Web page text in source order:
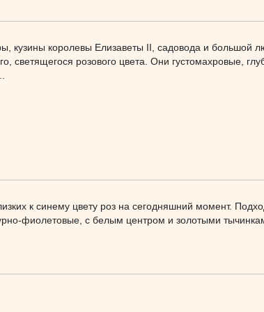
кузины королевы Елизаветы II, садовода и большой
светящегося розового цвета. Они густомахровые,
к синему цвету роз на сегодняшний момент.
фиолетовые, с белым центром и золотыми